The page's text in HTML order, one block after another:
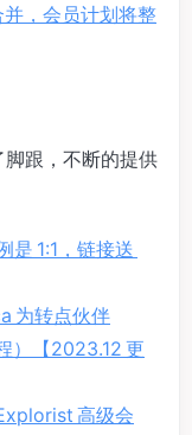
，会员计划将整
跟，不断的提供
是 1:1，链接送
为转点伙伴
）【2023.12 更
高级会